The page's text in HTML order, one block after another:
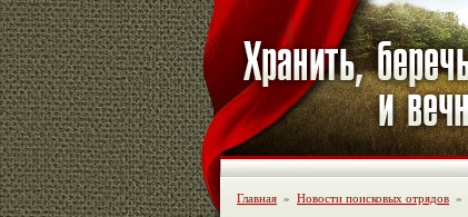
Главная » Новости поисковых отрядов »